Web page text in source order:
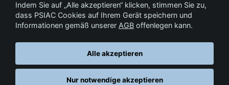
Feedback
Indem Sie auf „Alle akzeptieren“ klicken, stimmen Sie zu,
dass PSIAC Cookies auf Ihrem Gerät speichern und
Informationen gemäß unserer AGB offenlegen kann.
Alle akzeptieren
Nur notwendige akzeptieren